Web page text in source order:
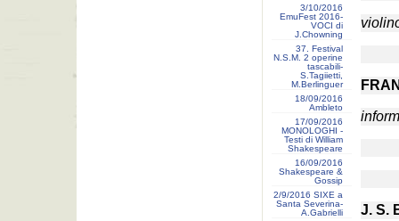
3/10/2016
EmuFest 2016-
VOCI di
J.Chowning
37. Festival
N.S.M. 2 operine
tascabili-
S.Tagiietti,
M.Berlinguer
18/09/2016
Ambleto
17/09/2016
MONOLOGHI -
Testi di William
Shakespeare
16/09/2016
Shakespeare &
Gossip
2/9/2016 SIXE a
Santa Severina-
A.Gabrielli
J. S.